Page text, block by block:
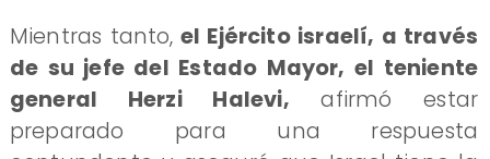
Mientras tanto, el Ejército israelí, a través
de su jefe del Estado Mayor, el teniente
general Herzi Halevi, afirmó estar
preparado para una respuesta